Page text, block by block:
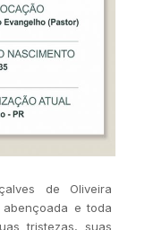
de Oliveira
e toda
tristezas, suas